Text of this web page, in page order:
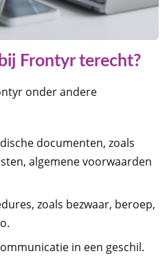
Frontyr terecht?
onder andere
documenten, zoals
algemene voorwaarden
zoals bezwaar, beroep,
in een geschil.